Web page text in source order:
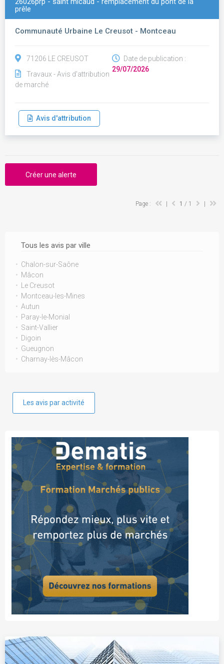
Tous les avis par ville
Chalon-sur-Saône
Mâcon
Le Creusot
Montceau-les-Mines
Autun
Paray-le-Monial
Saint-Vallier
Digoin
Gueugnon
Charnay-lès-Mâcon
Les avis par activité
prêle
Communauté Urbaine Le Creusot - Montceau
71206 LE CREUSOT
Travaux - Avis d'attribution
de marché
Date de publication :
29/07/2026
Avis d'attribution
Créer une alerte
Page : 1 / 1